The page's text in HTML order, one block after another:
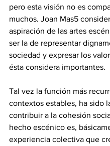
pero esta visión no es
muchos. Joan Mas5
aspiración de las artes
ser la de representar
sociedad y expresar los
ésta considera importantes.
Tal vez la función más
contextos estables, ha sido
contribuir a la cohesión
hecho escénico es,
experiencia colectiva que